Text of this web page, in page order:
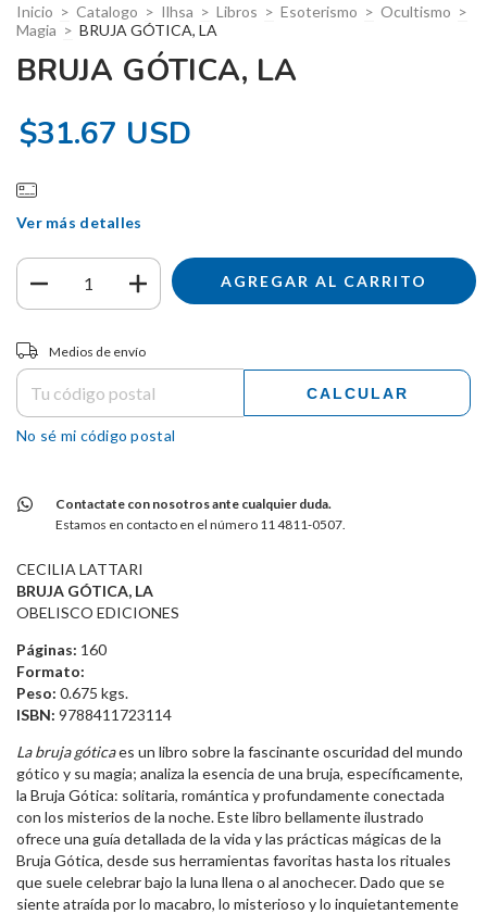
Inicio > Catalogo > Ilhsa > Libros > Esoterismo > Ocultismo >
Magia > BRUJA GÓTICA, LA
BRUJA GÓTICA, LA
$31.67 USD
Ver más detalles
Entregas para el CP:
Medios de envío
CALCULAR
No sé mi código postal
Contactate con nosotros ante cualquier duda.
Estamos en contacto en el número 11 4811-0507.
CECILIA LATTARI
BRUJA GÓTICA, LA
OBELISCO EDICIONES
Páginas: 160
Formato:
Peso: 0.675 kgs.
ISBN: 9788411723114
La bruja góticaes un libro sobre la fascinante oscuridad del mundo
gótico y su magia; analiza la esencia de una bruja, específicamente,
la Bruja Gótica: solitaria, romántica y profundamente conectada
con los misterios de la noche. Este libro bellamente ilustrado
ofrece una guía detallada de la vida y las prácticas mágicas de la
Bruja Gótica, desde sus herramientas favoritas hasta los rituales
que suele celebrar bajo la luna llena o al anochecer. Dado que se
siente atraída por lo macabro, lo misterioso y lo inquietantemente